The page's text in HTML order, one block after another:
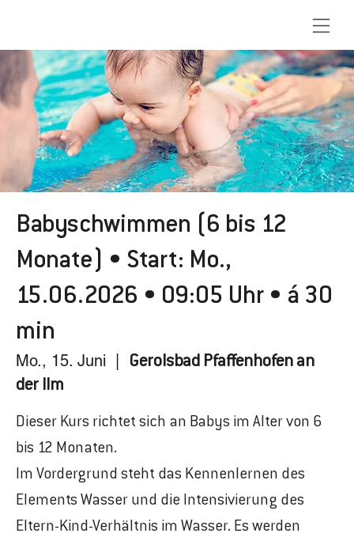
Babyschwimmen (6 bis 12
Monate) • Start: Mo.,
15.06.2026 • 09:05 Uhr • á 30
min
Mo., 15. Juni
Gerolsbad Pfaffenhofen an
der Ilm
Dieser Kurs richtet sich an Babys im Alter von 6
bis 12 Monaten.
Im Vordergrund steht das Kennenlernen des
Elements Wasser und die Intensivierung des
Eltern-Kind-Verhältnis im Wasser. Es werden